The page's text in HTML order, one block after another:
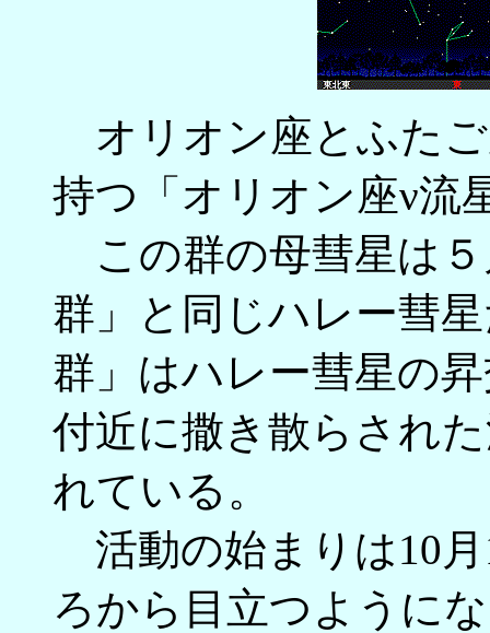
オリオン座とふた
持つ「オリオン座ν流
この群の母彗星は
群」と同じハレー彗
群」はハレー彗星の
付近に撒き散らされ
れている。
活動の始まりは10
ろから目立つように